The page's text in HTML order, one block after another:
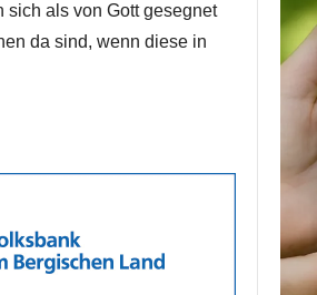
als von Gott gesegnet
da sind, wenn diese in